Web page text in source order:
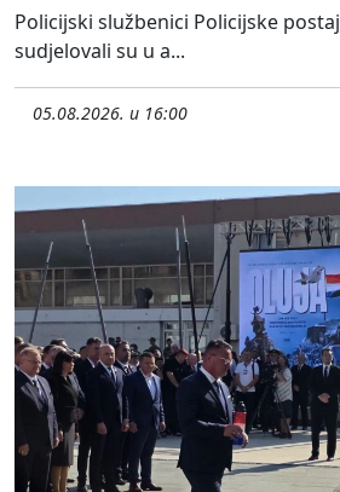
Policijski službenici Policijske
sudjelovali su u a...
05.08.2026. u 16:00